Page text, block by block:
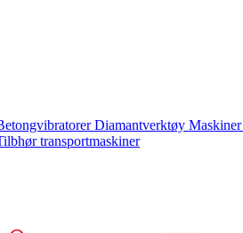
Diamantverktøy Maskiner
transportmaskiner